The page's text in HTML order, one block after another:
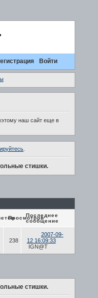
Войти
наш сайт еще в
стишки.
Просмотров
Последнее
сообщение
238
2007-09-
12 16:09:33
IGN@T
стишки.